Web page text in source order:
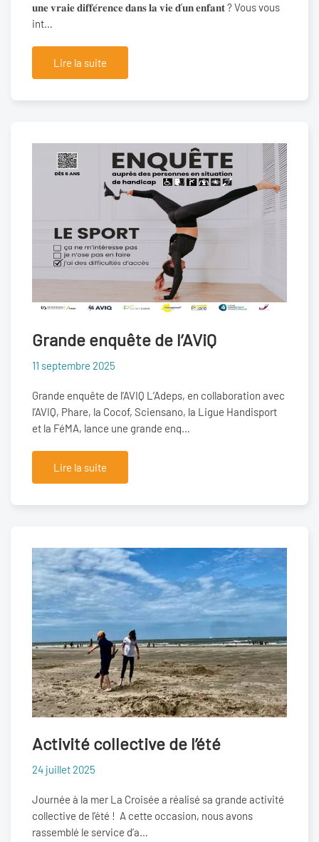
𝐮𝐧𝐞 𝐯𝐫𝐚𝐢𝐞 𝐝𝐢𝐟𝐟𝐞́𝐫𝐞𝐧𝐜𝐞 𝐝𝐚𝐧𝐬 𝐥𝐚 𝐯𝐢𝐞 𝐝’𝐮𝐧 𝐞𝐧𝐟𝐚𝐧𝐭 ? Vous vous
int…
Lire la suite
Grande enquête de l’AViQ
11 septembre 2025
Grande enquête de l’AVIQ L’Adeps, en collaboration avec
l’AVIQ, Phare, la Cocof, Sciensano, la Ligue Handisport
et la FéMA, lance une grande enq…
Lire la suite
Activité collective de l’été
24 juillet 2025
Journée à la mer La Croisée a réalisé sa grande activité
collective de l’été ! A cette occasion, nous avons
rassemblé le service d’a…